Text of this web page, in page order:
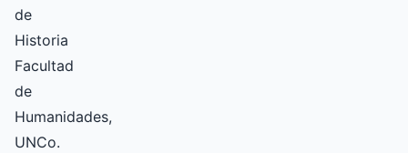
de
Historia
Facultad
de
Humanidades,
UNCo.